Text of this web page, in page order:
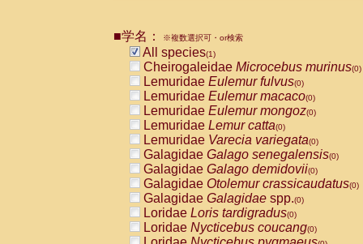
CebidaeCebus nigrivittatus
CebidaeCebus
CebidaeSaimiri boliviensis(0)
CebidaeSaimiri sciureus(0)
AtelidaeAlouatta caraya(0)
AtelidaeAlouatta fusca(0)
AtelidaeAlouatta seniculus
AtelidaeAlouattaspp.(0)
AtelidaeAteles belzebuth(0)
AtelidaeAteles geoffroyi(0)
AtelidaeAteles paniscus(0)
AtelidaeAtelesspp.(0)
Atelidae Lagothrix lagothricha
AtelidaeLagothrix lagothricha cana
PitheciidaeCacajao calvus
■学名： ※複数選択可・or検索
All species(1)
Cheirogaleidae Microcebus murinus(0)
Lemuridae Eulemur fulvus(0)
Lemuridae Eulemur macaco(0)
Lemuridae Eulemur mongoz(0)
Lemuridae Lemur catta(0)
Lemuridae Varecia variegata(0)
Galagidae Galago senegalensis(0)
Galagidae Galago demidovii(0)
Galagidae Otolemur crassicaudatus(0)
Galagidae Galagidae spp.(0)
Loridae Loris tardigradus(0)
Loridae Nycticebus coucang(0)